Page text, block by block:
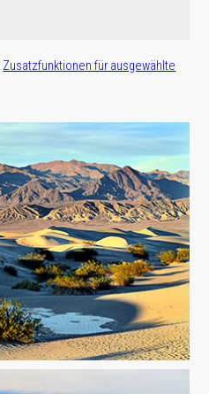
Zusatz­funktionen für ausge­wählte